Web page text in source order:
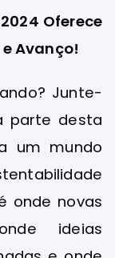
Oferece
Avanço!
Junte-
parte desta
um mundo
onde novas
ideias